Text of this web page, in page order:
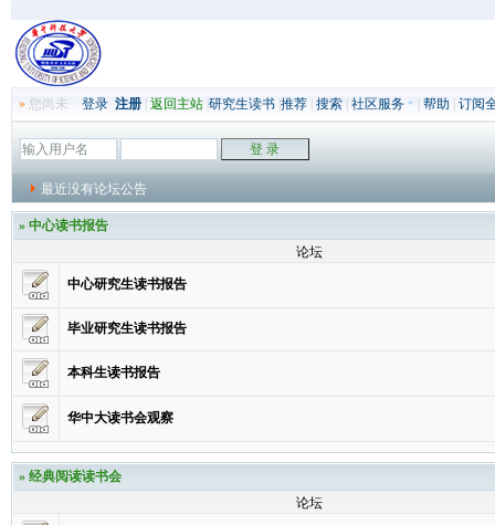
»您尚未 登录 注册| 返回主站| 研究生读书| 推荐| 搜索| 社区服务 帮助 订阅
最近没有论坛公告
» 中心读书报告
论坛
中心研究生读书报告
毕业研究生读书报告
本科生读书报告
华中大读书会观察
» 经典阅读读书会
论坛